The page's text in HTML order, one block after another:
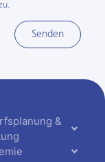
Senden
&